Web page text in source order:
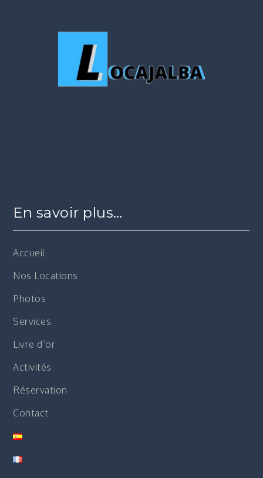
En savoir plus…
Accueil
Nos Locations
Photos
Services
Livre d’or
Activités
Réservation
Contact